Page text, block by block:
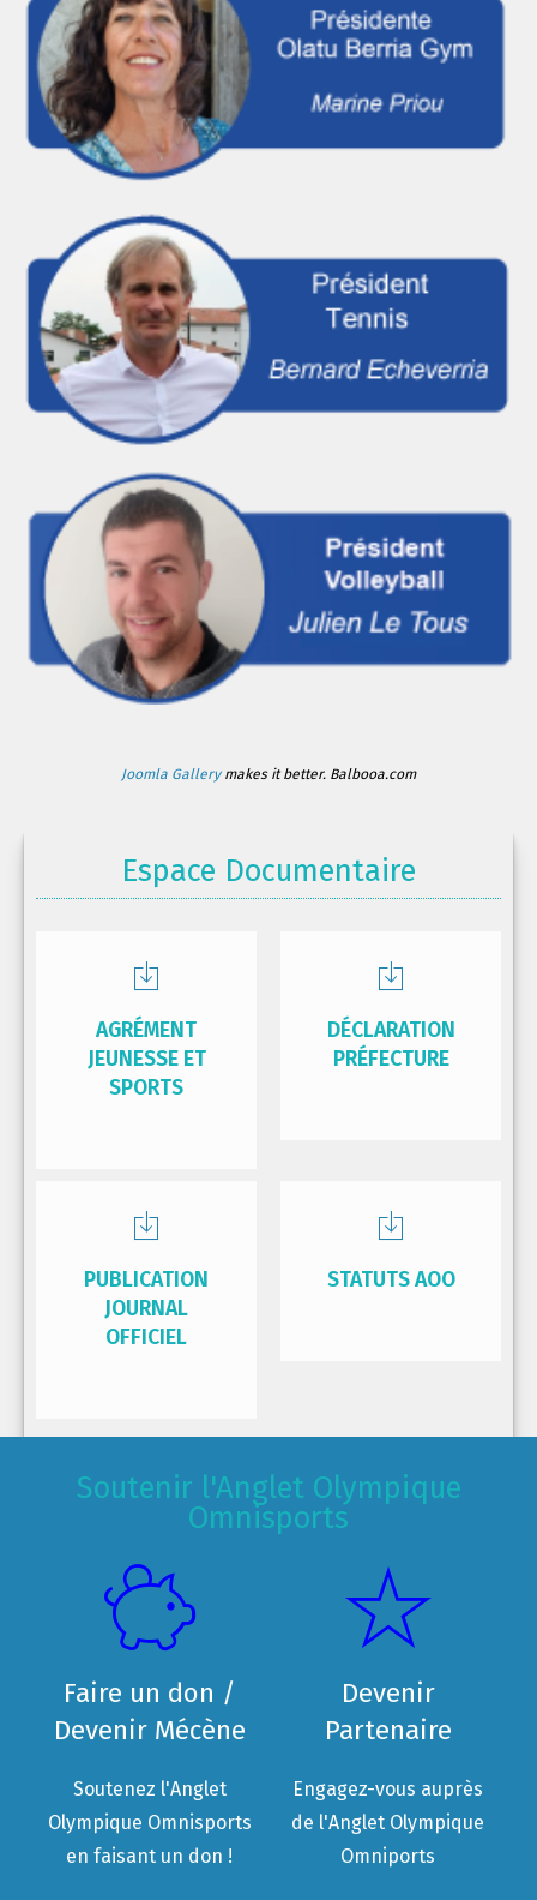
Joomla Gallerymakes it better. Balbooa.com
Espace Documentaire
AGRÉMENT
JEUNESSE ET
SPORTS
DÉCLARATION
PRÉFECTURE
PUBLICATION
JOURNAL
OFFICIEL
STATUTS AOO
Soutenir l'Anglet Olympique
Omnisports
Faire un don /
Devenir Mécène
Soutenez l'Anglet
Olympique Omnisports
en faisant un don !
Devenir
Partenaire
Engagez-vous auprès
de l'Anglet Olympique
Omniports